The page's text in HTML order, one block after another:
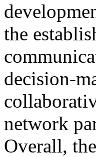
the
decision-
network
Overall,